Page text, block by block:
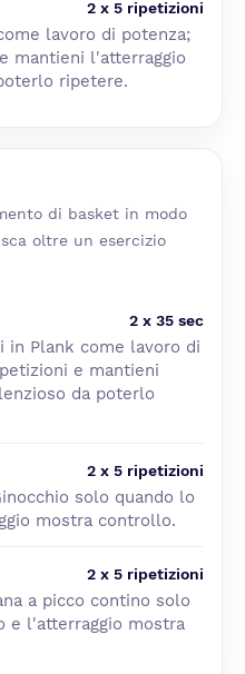
2 x 5 ripetizioni
lavoro di potenza;
mantieni l'atterraggio
ripetere.
di basket in modo
oltre un esercizio
2 x 35 sec
in Plank come lavoro di
e mantieni
da poterlo
2 x 5 ripetizioni
solo quando lo
mostra controllo.
2 x 5 ripetizioni
a picco contino solo
e l'atterraggio mostra